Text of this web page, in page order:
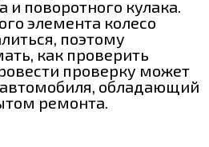
и поворотного кулака.
элемента колесо
поэтому
как проверить
проверку может
обладающий
ремонта.